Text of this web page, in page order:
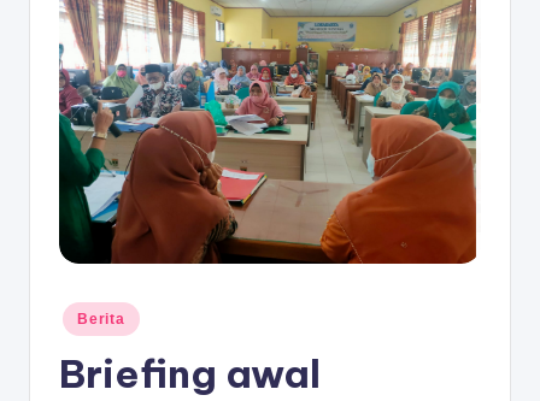
6
P
A
N
Posted
in
Berita
Briefing awal